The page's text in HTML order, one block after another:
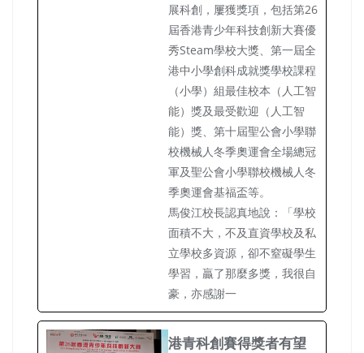
展科創，屢獲獎項，包括第26
屆香港青少年科技創新大賽優
秀Steam學校大獎、第一屆全
港中小學創科成就獎學校課程
（小學）組最佳校本（人工智
能）獎及最受歡迎（人工智
能）獎、第十屆聖公會小學聯
校機械人冬季奧運會全場總冠
軍及聖公會小學聯校機械人冬
季奧運會基福盃等。
馬俊江校長認真地說：「學校
面積不大，不及直資學校及私
立學校多資源，卻不窒礙學生
學習，贏了那麼多獎，我很自
豪，亦感謝一
港青科創賽得獎者有望